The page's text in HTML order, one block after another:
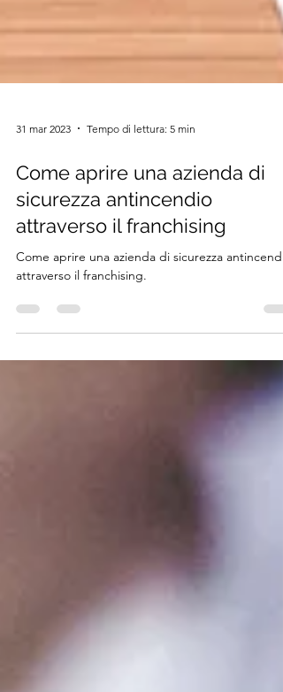
31 mar 2023 Tempo di lettura: 5 min
Come aprire una azienda di
sicurezza antincendio
attraverso il franchising
attraverso il franchising.